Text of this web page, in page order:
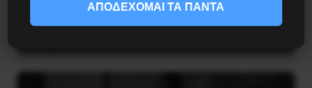
ΑΠΟΔΕΧΟΜΑΙ ΤΑ ΠΑΝΤΑ